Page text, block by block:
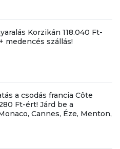
Korzikán 118.040 Ft-
medencés szállás!
a csodás francia Côte
Ft-ért! Járd be a
Cannes, Éze, Menton,